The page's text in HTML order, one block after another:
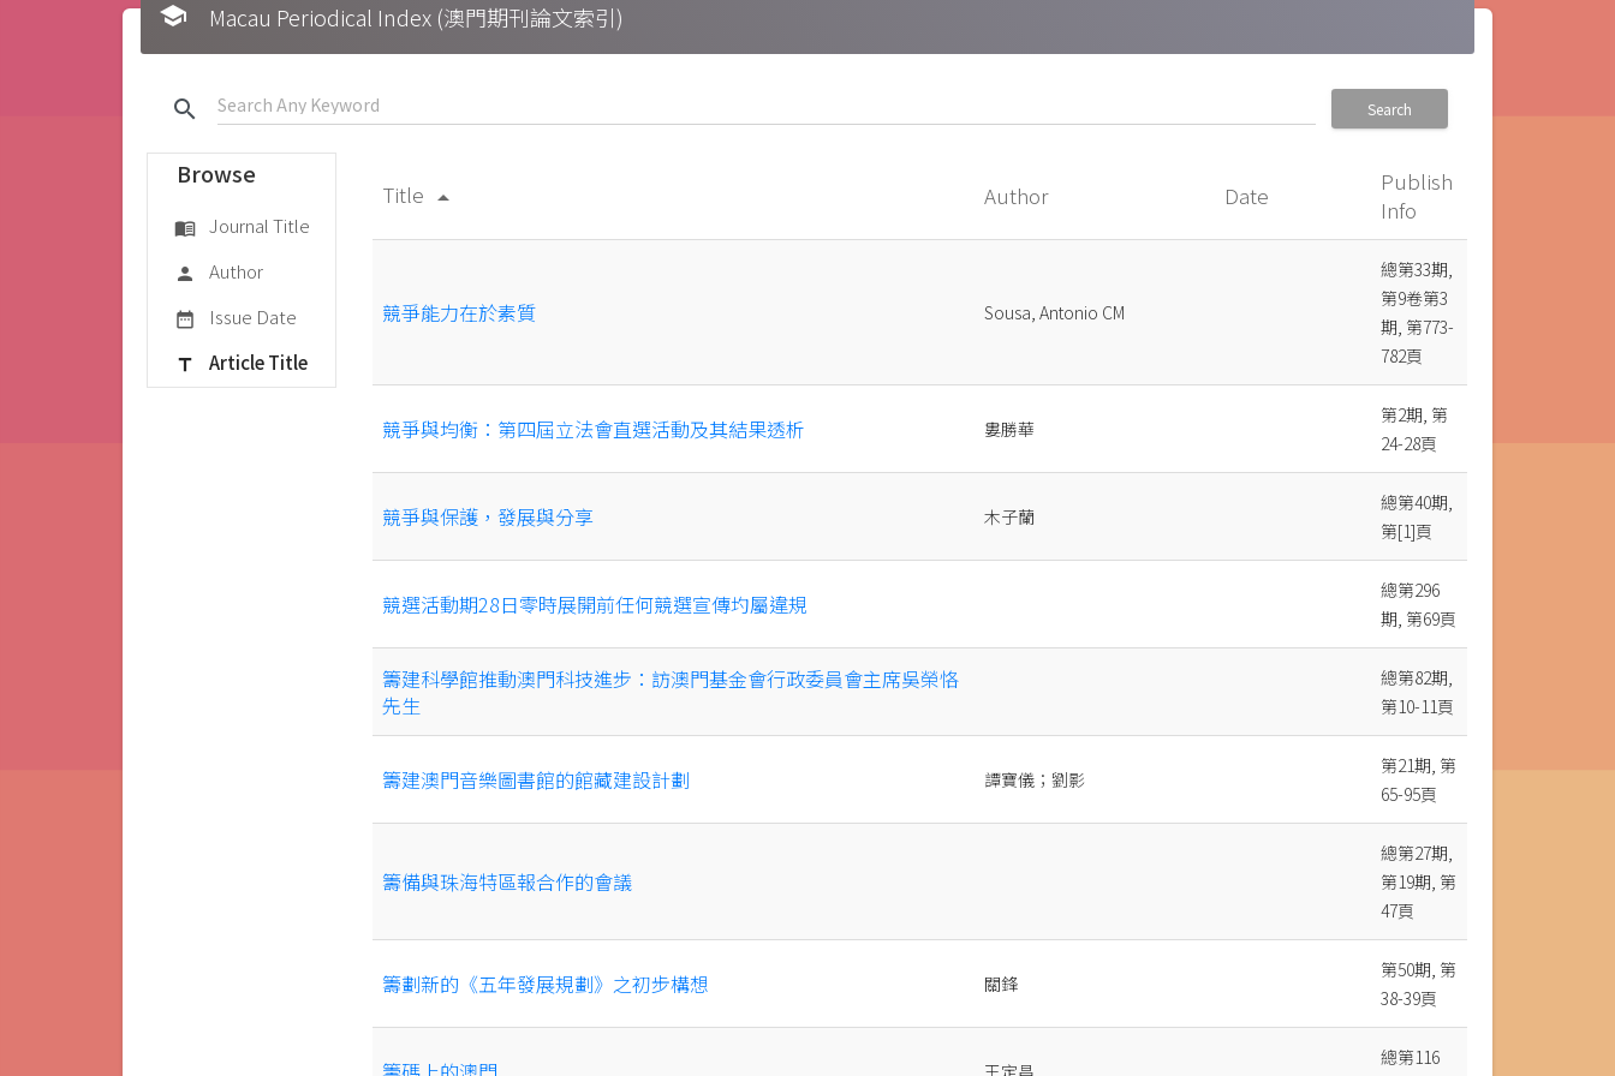
school Macau Periodical Index (澳門期刊論文索引)
search Search
Browse
menu_book Journal Title
person Author
date_range Issue Date
title Article Title
Title arrow_drop_up Author Date
Publish
Info
競爭能力在於素質 Sousa, Antonio CM
總第33期,
第9卷第3
期, 第773-
782頁
競爭與均衡：第四屆立法會直選活動及其結果透析 婁勝華
第2期, 第
24-28頁
競爭與保護，發展與分享 木子蘭
總第40期,
第[1]頁
競選活動期28日零時展開前任何競選宣傳圴屬違規
總第296
期, 第69頁
籌建科學館推動澳門科技進步：訪澳門基金會行政委員會主席吳榮恪
先生
總第82期,
第10-11頁
籌建澳門音樂圖書館的館藏建設計劃 譚寶儀；劉影
第21期, 第
65-95頁
籌備與珠海特區報合作的會議
總第27期,
第19期, 第
47頁
籌劃新的《五年發展規劃》之初步構想 關鋒
第50期, 第
38-39頁
總第116